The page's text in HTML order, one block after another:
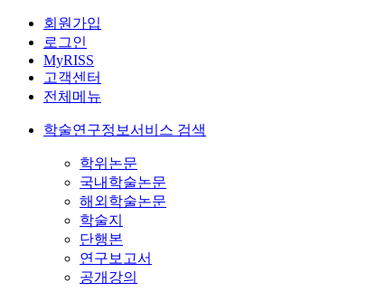
회원가입
로그인
MyRISS
고객센터
전체메뉴
학술연구정보서비스 검색
학위논문
국내학술논문
해외학술논문
학술지
단행본
연구보고서
공개강의